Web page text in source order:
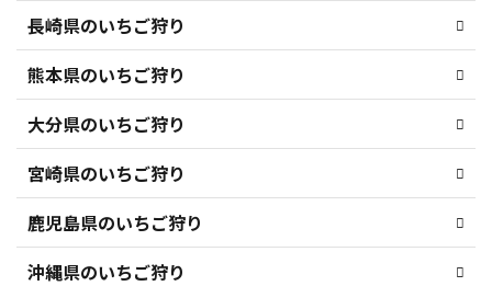
長崎県のいちご狩り
熊本県のいちご狩り
大分県のいちご狩り
宮崎県のいちご狩り
鹿児島県のいちご狩り
沖縄県のいちご狩り